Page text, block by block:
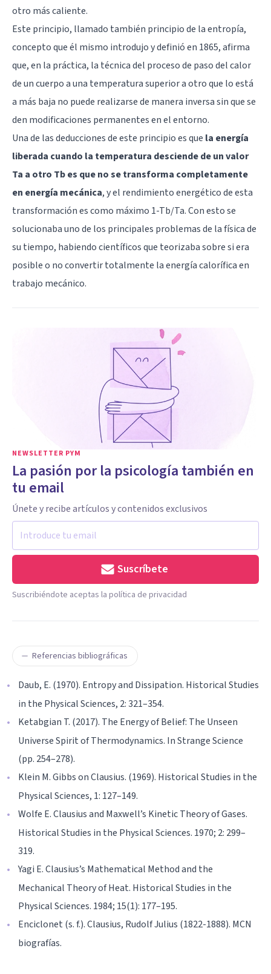
otro más caliente.
Este principio, llamado también principio de la entropía,
concepto que él mismo introdujo y definió en 1865, afirma
que, en la práctica, la técnica del proceso de paso del calor
de un cuerpo a una temperatura superior a otro que lo está
a más baja no puede realizarse de manera inversa sin que se
den modificaciones permanentes en el entorno.
Una de las deducciones de este principio es que la energía
liberada cuando la temperatura desciende de un valor
Ta a otro Tb es que no se transforma completamente
en energía mecánica, y el rendimiento energético de esta
transformación es como máximo 1-Tb/Ta. Con esto se
solucionaba uno de los principales problemas de la física de
su tiempo, habiendo científicos que teorizaba sobre si era
posible o no convertir totalmente la energía calorífica en
trabajo mecánico.
NEWSLETTER PYM
La pasión por la psicología también en
tu email
Únete y recibe artículos y contenidos exclusivos
Suscríbete
Suscribiéndote aceptas la política de privacidad
Referencias bibliográficas
Daub, E. (1970). Entropy and Dissipation. Historical Studies
in the Physical Sciences, 2: 321–354.
Ketabgian T. (2017). The Energy of Belief: The Unseen
Universe Spirit of Thermodynamics. In Strange Science
(pp. 254–278).
Klein M. Gibbs on Clausius. (1969). Historical Studies in the
Physical Sciences, 1: 127–149.
Wolfe E. Clausius and Maxwell’s Kinetic Theory of Gases.
Historical Studies in the Physical Sciences. 1970; 2: 299–
319.
Yagi E. Clausius’s Mathematical Method and the
Mechanical Theory of Heat. Historical Studies in the
Physical Sciences. 1984; 15(1): 177–195.
Enciclonet (s. f.). Clausius, Rudolf Julius (1822-1888). MCN
biografías.